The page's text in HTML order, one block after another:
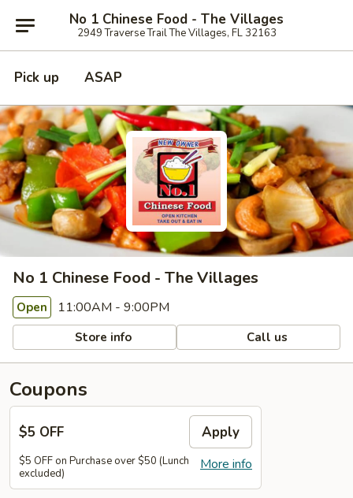
No 1 Chinese Food - The Villages
2949 Traverse Trail The Villages, FL 32163
Pick up ASAP
No 1 Chinese Food - The Villages
Open 11:00AM - 9:00PM
Store info Call us
Coupons
$5 OFF Apply
More info
$5 OFF on Purchase over $50 (Lunch
excluded)